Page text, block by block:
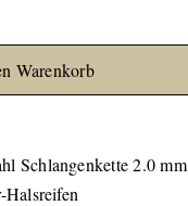
Warenkorb
Schlangenkette 2.0 mm